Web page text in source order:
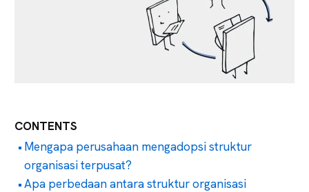
CONTENTS
Mengapa perusahaan mengadopsi struktur
organisasi terpusat?
Apa perbedaan antara struktur organisasi